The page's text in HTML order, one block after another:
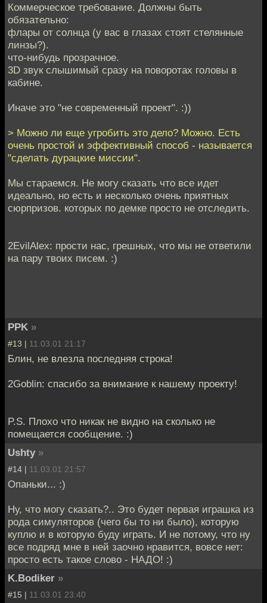
Коммерческое требование. Должны быть
обязательно:
флары от солнца (у вас в глазах стоят стелянные
линзы?).
что-нибудь прозрачное.
3D звук слышимый сразу на поворотах головы в
кабине.
Иначе это "не современный проект". :))
> Можно ли еще угробить это дело? Можно. Есть
очень простой и эффективный способ - называется
"сделать дурацкие миссии".
Мы стараемся. Не могу сказать что все идет
идеально, но есть и несколько очень приятных
сюрпризов. которых по демке просто не отследить.
2EvilAlex: прости нас, грешных, что мы не ответили
на пару твоих писем. :)
PPK »
#13 | 11.03.01 21:17
Блин, не влезла последняя строка!
2Goblin: спасибо за внимание к нашему проекту!
P.S. Плохо что никак не видно на сколько не
помещается сообщение. :)
Ushty »
#14 | 11.03.01 21:57
Опаньки... :)
Ну, что могу сказать?.. Это будет первая играшка из
рода симуляторов (чего бы то ни было), которую
куплю и в которую буду играть. И не потому, что ну
все подряд мне в ней заочно нравится, вовсе нет:
просто есть такое слово - НАДО! :)
K.Bodiker »
#15 | 11.03.01 23:40